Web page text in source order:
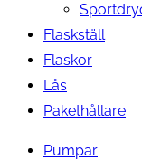
Flaskställ
Flaskor
Lås
Pakethållare
Pumpar